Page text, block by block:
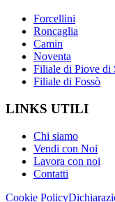
Forcellini
Roncaglia
Camin
Noventa
Filiale di Piove di
Filiale di Fossò
LINKS UTILI
Chi siamo
Vendi con Noi
Lavora con noi
Contatti
Cookie Policy